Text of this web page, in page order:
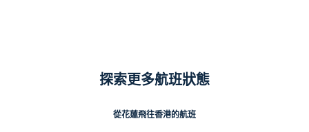
探索更多航班狀態
從花蓮飛往香港的航班